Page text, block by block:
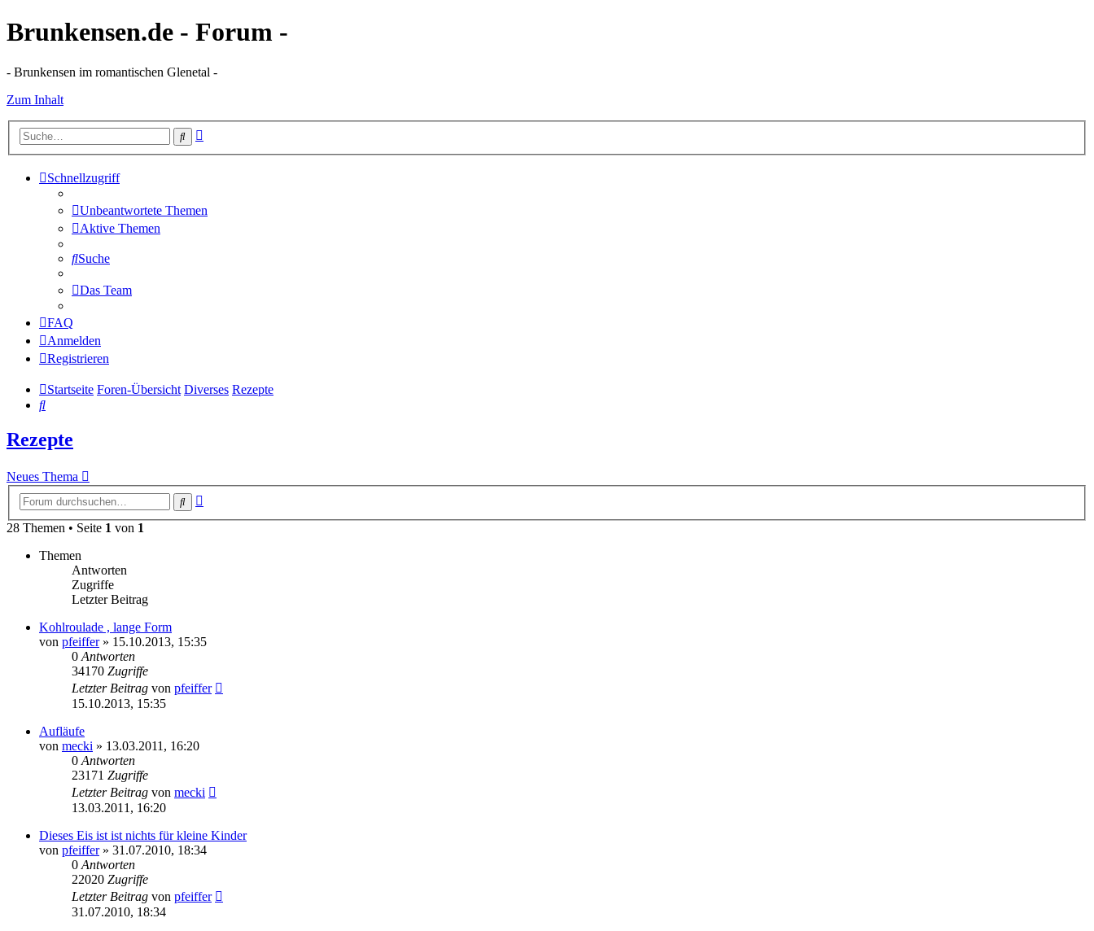
Brunkensen.de - Forum -
- Brunkensen im romantischen Glenetal -
Zum Inhalt
Suche
Schnellzugriff
Unbeantwortete Themen
Aktive Themen
Suche
Das Team
FAQ
Anmelden
Registrieren
Startseite Foren-Übersicht Diverses Rezepte
Suche
Rezepte
Neues Thema
Suche
28 Themen • Seite 1 von 1
Themen
Antworten
Zugriffe
Letzter Beitrag
Kohlroulade , lange Form
von pfeiffer» 15.10.2013, 15:35
0 Antworten
34170 Zugriffe
Letzter Beitrag von pfeiffer
15.10.2013, 15:35
Aufläufe
von mecki » 13.03.2011, 16:20
0 Antworten
23171 Zugriffe
Letzter Beitrag von mecki
13.03.2011, 16:20
Dieses Eis ist ist nichts für kleine Kinder
von pfeiffer» 31.07.2010, 18:34
0 Antworten
22020 Zugriffe
Letzter Beitrag von pfeiffer
31.07.2010, 18:34